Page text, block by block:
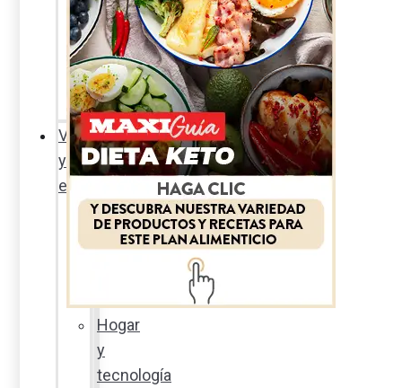
Sexualidad
responsable
En
la
percha
Vida
y
estilo
Productos
nuevos
Hogar
y
tecnología